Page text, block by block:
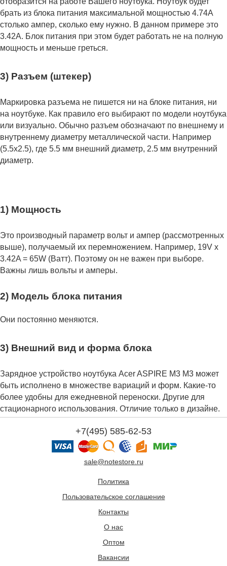
брать из блока питания максимальной мощностью 4.74А
столько ампер, сколько ему нужно. В данном примере это
3.42А. Блок питания при этом будет работать не на полную
мощность и меньше греться.
3) Разъем (штекер)
Маркировка разъема не пишется ни на блоке питания, ни
на ноутбуке. Как правило его выбирают по модели ноутбука
или визуально. Обычно разъем обозначают по внешнему и
внутреннему диаметру металлической части. Например
(5.5x2.5), где 5.5 мм внешний диаметр, 2.5 мм внутренний
диаметр.
1) Мощность
Это производный параметр вольт и ампер (рассмотренных
выше), получаемый их перемножением. Например, 19V x
3.42A = 65W (Ватт). Поэтому он не важен при выборе.
Важны лишь вольты и амперы.
2) Модель блока питания
Они постоянно меняются.
3) Внешний вид и форма блока
Зарядное устройство ноутбука Acer ASPIRE M3 M3 может
быть исполнено в множестве вариаций и форм. Какие-то
более удобны для ежедневной переноски. Другие для
стационарного использования. Отличие только в дизайне.
+7(495) 585-62-53
sale@notestore.ru
Политика
Пользовательское соглашение
Контакты
О нас
Оптом
Вакансии